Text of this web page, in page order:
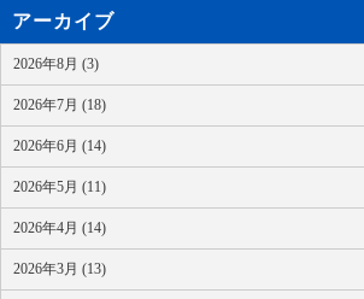
アーカイブ
2026年8月 (3)
2026年7月 (18)
2026年6月 (14)
2026年5月 (11)
2026年4月 (14)
2026年3月 (13)